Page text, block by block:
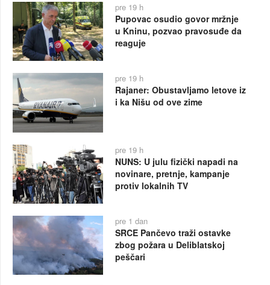
pre 19 h
Pupovac osudio govor mržnje
u Kninu, pozvao pravosuđe da
reaguje
pre 19 h
Rajaner: Obustavljamo letove iz
i ka Nišu od ove zime
pre 19 h
NUNS: U julu fizički napadi na
novinare, pretnje, kampanje
protiv lokalnih TV
pre 1 dan
SRCE Pančevo traži ostavke
zbog požara u Deliblatskoj
peščari